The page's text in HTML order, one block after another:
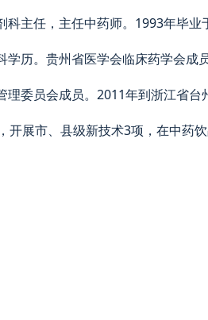
科主任，主任中药师。1993年毕
学历。贵州省医学会临床药学会成
理委员会成员。2011年到浙江省
开展市、县级新技术3项，在中药